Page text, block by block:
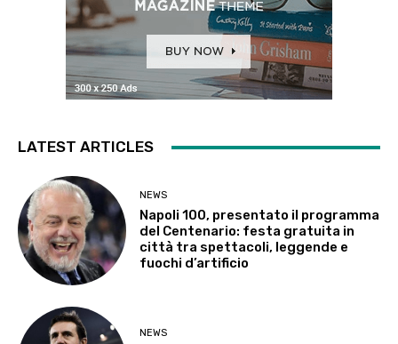
LATEST ARTICLES
NEWS
Napoli 100, presentato il programma
del Centenario: festa gratuita in
città tra spettacoli, leggende e
fuochi d’artificio
NEWS